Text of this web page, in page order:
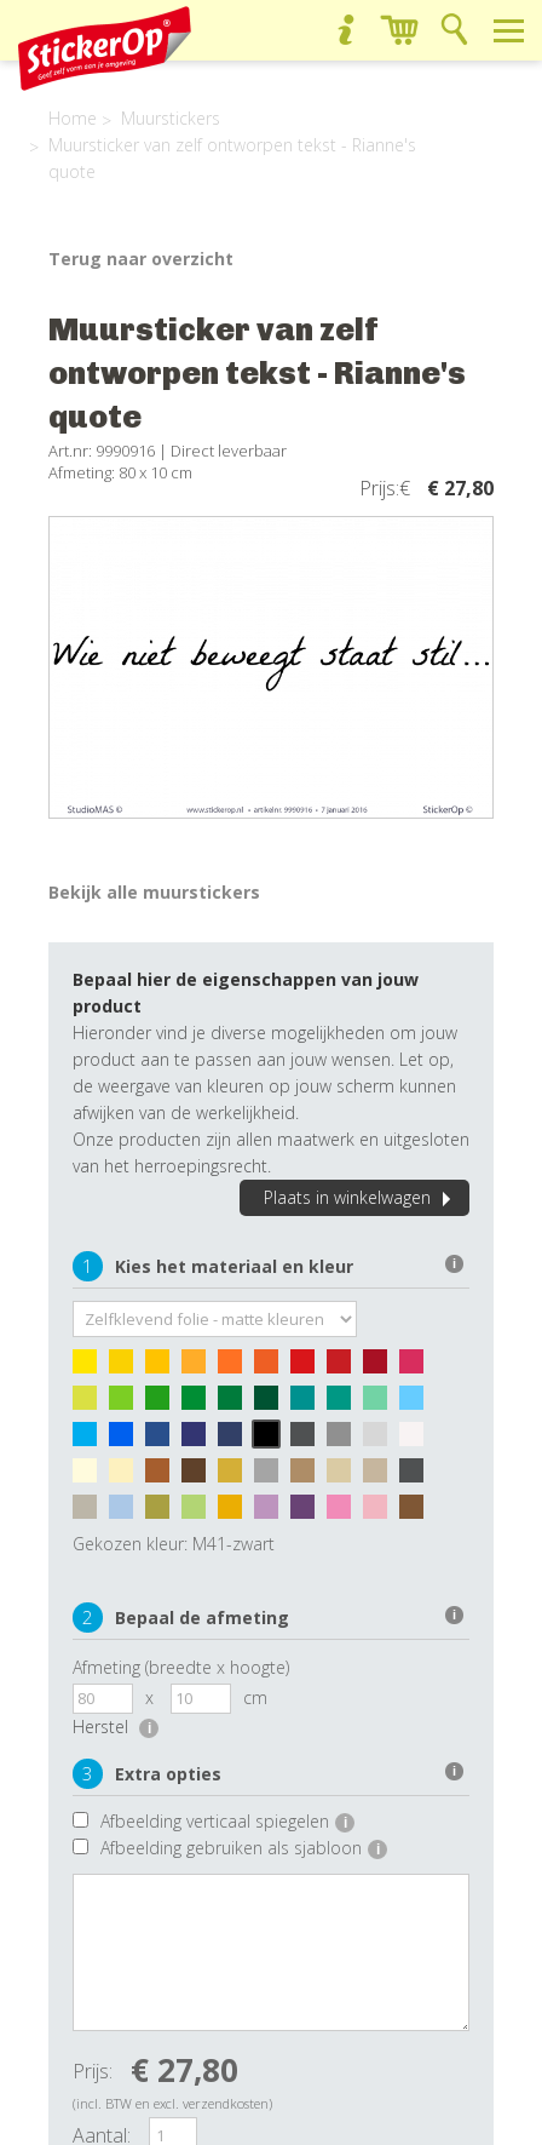
Home
Muurstickers
Muursticker van zelf ontworpen tekst - Rianne's
quote
Terug naar overzicht
Muursticker van zelf
ontworpen tekst - Rianne's
quote
Art.nr: 9990916 | Direct leverbaar
Afmeting: 80 x 10 cm
Prijs:€ € 27,80
Bekijk alle muurstickers
Bepaal hier de eigenschappen van jouw
product
Hieronder vind je diverse mogelijkheden om jouw
product aan te passen aan jouw wensen. Let op,
de weergave van kleuren op jouw scherm kunnen
afwijken van de werkelijkheid.
Onze producten zijn allen maatwerk en uitgesloten
van het herroepingsrecht.
Plaats in winkelwagen
1 Kies het materiaal en kleur i
Gekozen kleur: M41-zwart
2 Bepaal de afmeting i
Afmeting (breedte x hoogte)
x
cm
Herstel
i
3 Extra opties i
Afbeelding verticaal spiegelen i
Afbeelding gebruiken als sjabloon i
Prijs: € 27,80
(incl. BTW en excl. verzendkosten)
Aantal: